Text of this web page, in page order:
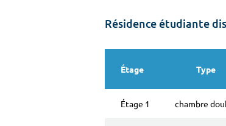
Résidence étudiante
Étage Type
Étage 1 chambre